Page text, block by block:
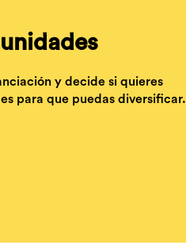
y decide si quieres
para que puedas diversificar.